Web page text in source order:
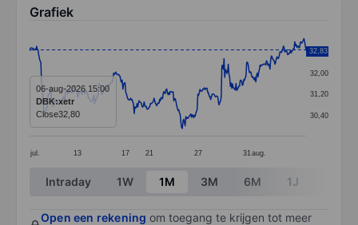
Grafiek
Line chart with 392 data points.
The chart has 1 X axis displaying categories.
The chart has 1 Y axis displaying values. Data
jul. 13 17 21 27 31 aug.
30,40
31,20
32,00
32,80
32,83
06-aug-2026 15:00
DBK:xetr
Close32,80
End of interactive chart.
Intraday 1W 1M 3M 6M 1J
Open een rekening om toegang te krijgen tot meer